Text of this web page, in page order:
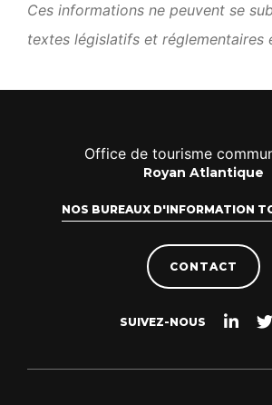
Ces informations ne peuvent se
textes législatifs et réglementaires
Office de tourisme
Royan Atlantique
NOS BUREAUX D'INFORMATION
CONTACT
SUIVEZ-NOUS